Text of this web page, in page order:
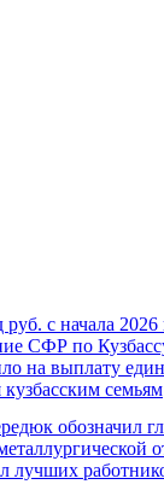
руб. с начала 2026
СФР по
на выплату
кузбасским семьям
обозначил
лучших